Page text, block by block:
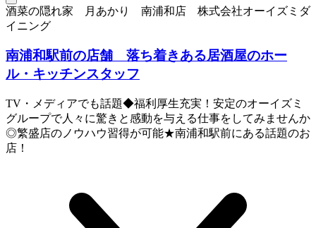
酒菜の隠れ家 月あかり 南浦和店 株式会社オーイズミダ
イニング
南浦和駅前の店舗 落ち着きある居酒屋のホー
ル・キッチンスタッフ
TV・メディアでも話題◆福利厚生充実！安定のオーイズミ
グループで人々に驚きと感動を与える仕事をしてみませんか
◎繁盛店のノウハウ習得が可能★南浦和駅前にある話題のお
店！